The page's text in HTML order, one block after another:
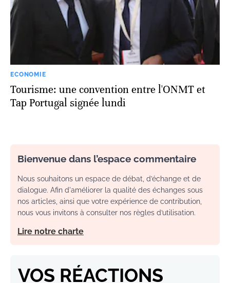
ECONOMIE
Tourisme: une convention entre l'ONMT et
Tap Portugal signée lundi
Bienvenue dans l’espace commentaire
Nous souhaitons un espace de débat, d’échange et de
dialogue. Afin d'améliorer la qualité des échanges sous
nos articles, ainsi que votre expérience de contribution,
nous vous invitons à consulter nos règles d’utilisation.
Lire notre charte
VOS RÉACTIONS